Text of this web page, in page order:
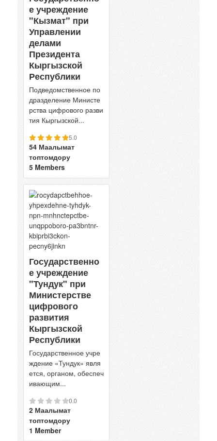
е учреждение
"Кызмат" при
Управлении
делами
Президента
Кыргызской
Республики
Подведомственное по
дразделение Министе
рства цифрового разви
тия Кыргызской...
5.0
54 Маалымат
топтомдору
5 Members
Государственно
е учреждение
"Тундук" при
Министерстве
цифрового
развития
Кыргызской
Республики
Государственное учре
ждение «Тундук» явля
ется, органом, обеспеч
ивающим...
0.0
2 Маалымат
топтомдору
1 Member